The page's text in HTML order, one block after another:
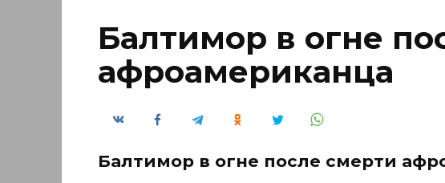
Балтимор в огне
афроамериканца
Балтимор в огне после смерти